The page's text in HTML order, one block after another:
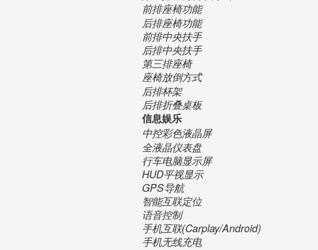
前排座椅功能
后排座椅功能
前排中央扶手
后排中央扶手
第三排座椅
座椅放倒方式
后排杯架
后排折叠桌板
信息娱乐
中控彩色液晶屏
全液晶仪表盘
行车电脑显示屏
HUD平视显示
GPS导航
智能互联定位
语音控制
手机互联(Carplay/Android)
手机无线充电